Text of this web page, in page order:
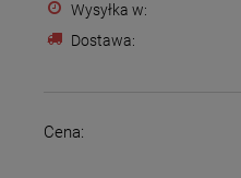
Wysyłka w:
Dostawa:
Cena: